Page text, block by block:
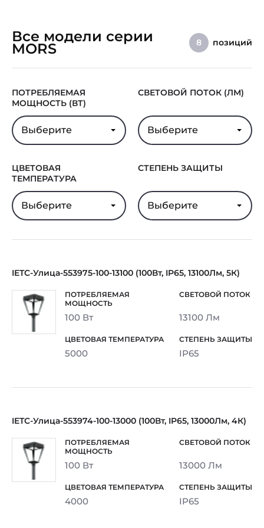
Все модели серии
MORS 8 позиций
ПОТРЕБЛЯЕМАЯ
МОЩНОСТЬ (ВТ)
Выберите
СВЕТОВОЙ ПОТОК (ЛМ)
Выберите
ЦВЕТОВАЯ
ТЕМПЕРАТУРА
Выберите
СТЕПЕНЬ ЗАЩИТЫ
Выберите
IETC-Улица-553975-100-13100 (100Вт, IP65, 13100Лм, 5К)
100 Вт 13100 Лм
5000 IP65
IETC-Улица-553974-100-13000 (100Вт, IP65, 13000Лм, 4К)
100 Вт 13000 Лм
4000 IP65